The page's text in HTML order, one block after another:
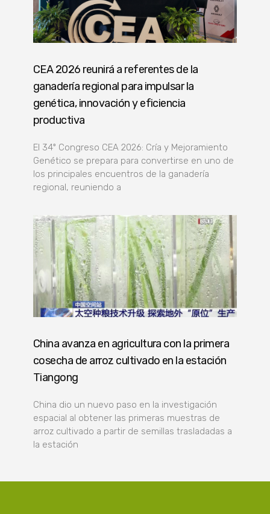
CEA 2026 reunirá a referentes de la
ganadería regional para impulsar la
genética, innovación y eficiencia
productiva
El 34º Congreso CEA 2026: Cría y Mejoramiento
Genético se prepara para convertirse en uno de
los principales encuentros de la ganadería
regional, reuniendo a
China avanza en agricultura con la primera
cosecha de arroz cultivado en la estación
Tiangong
China dio un nuevo paso en la investigación
espacial al obtener las primeras muestras de
arroz cultivado a partir de semillas trasladadas a
la estación